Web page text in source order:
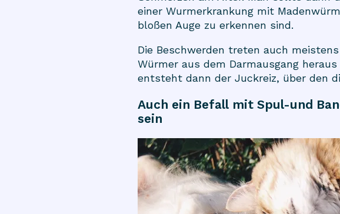
einer Wurmerkrankung mit
bloßen Auge zu erkennen sind.
Die Beschwerden treten auch
Würmer aus dem Darmausgang
entsteht dann der Juckreiz, über den
Auch ein Befall mit Spul-und
sein